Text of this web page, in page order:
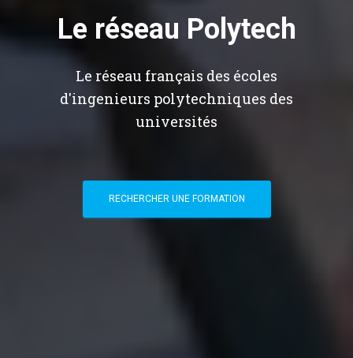
Le réseau Polytech
Le réseau français des écoles
d'ingenieurs polytechniques des
universités
RECHERCHER UNE FORMATION